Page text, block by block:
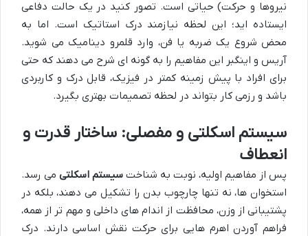
نیروها و حرکت) حیاتی است. تصور کنید در یک حالت دفاعی
ایستاده اید؛ این لحظه نیازمند درک استاتیک است. اما به
محض شروع یک ضربه یا فن، وارد قلمرو دینامیک می شوید.
آریس و اینگبر این مفاهیم را به گونه ای شرح می دهند که حتی
برای افراد با پیش زمینه کمتر در فیزیک، قابل درک و کاربردی
باشد و رزمی کار بتواند در لحظه تصمیمات بهتری بگیرد.
سیستم اسکلتی و مفصلی: ساختار قدرت و
انعطاف
پس از مفاهیم اولیه، نوبت به شناخت سیستم اسکلتی می رسد.
استخوان ها، نه تنها چارچوب بدن را تشکیل می دهند، بلکه در
پشتیبانی از وزن، محافظت از اندام های داخلی و مهم تر از همه،
فراهم آوردن اهرم هایی برای حرکت نقش اساسی دارند. درک